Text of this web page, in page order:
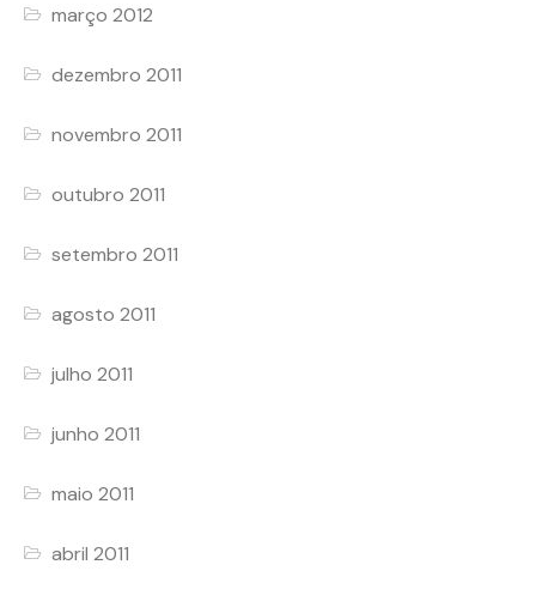
março 2012
dezembro 2011
novembro 2011
outubro 2011
setembro 2011
agosto 2011
julho 2011
junho 2011
maio 2011
abril 2011